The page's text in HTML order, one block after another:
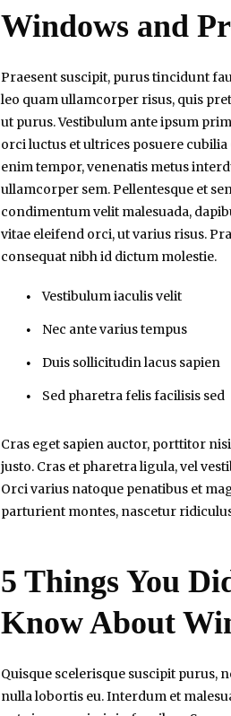
Windows and
Praesent suscipit, purus tincidunt
leo quam ullamcorper risus, quis
ut purus. Vestibulum ante ipsum
orci luctus et ultrices posuere cubilia
enim tempor, venenatis metus
ullamcorper sem. Pellentesque et
condimentum velit malesuada,
vitae eleifend orci, ut varius risus.
consequat nibh id dictum molestie.
Vestibulum iaculis velit
Nec ante varius tempus
Duis sollicitudin lacus sapien
Sed pharetra felis facilisis sed
Cras eget sapien auctor, porttitor
justo. Cras et pharetra ligula, vel
Orci varius natoque penatibus et
parturient montes, nascetur
5 Things You
Know About
Quisque scelerisque suscipit purus,
nulla lobortis eu. Interdum et